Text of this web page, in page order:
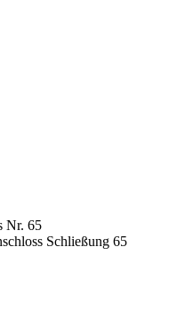
Nr. 65
Schließung 65